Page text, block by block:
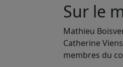
Sur le
Mathieu
Catherine
membres du